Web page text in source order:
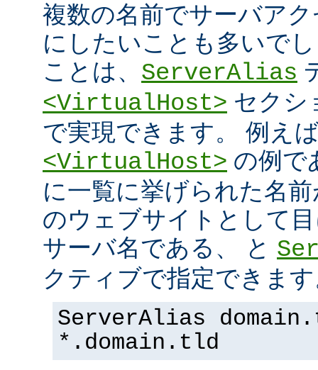
複数の名前でサーバア
にしたいことも多いで
ことは、 ServerAlias
<VirtualHost> セクシ
で実現できます。 例え
<VirtualHost> の例で
に一覧に挙げられた名
のウェブサイトとして
サーバ名である、 と
クティブで指定できま
ServerAlias
*.domain.tld